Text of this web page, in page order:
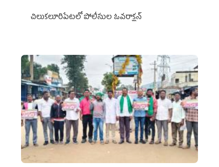
చిలుక‌లూరిపేట‌లో పోలీసుల ఓవ‌రాక్ష‌న్‌